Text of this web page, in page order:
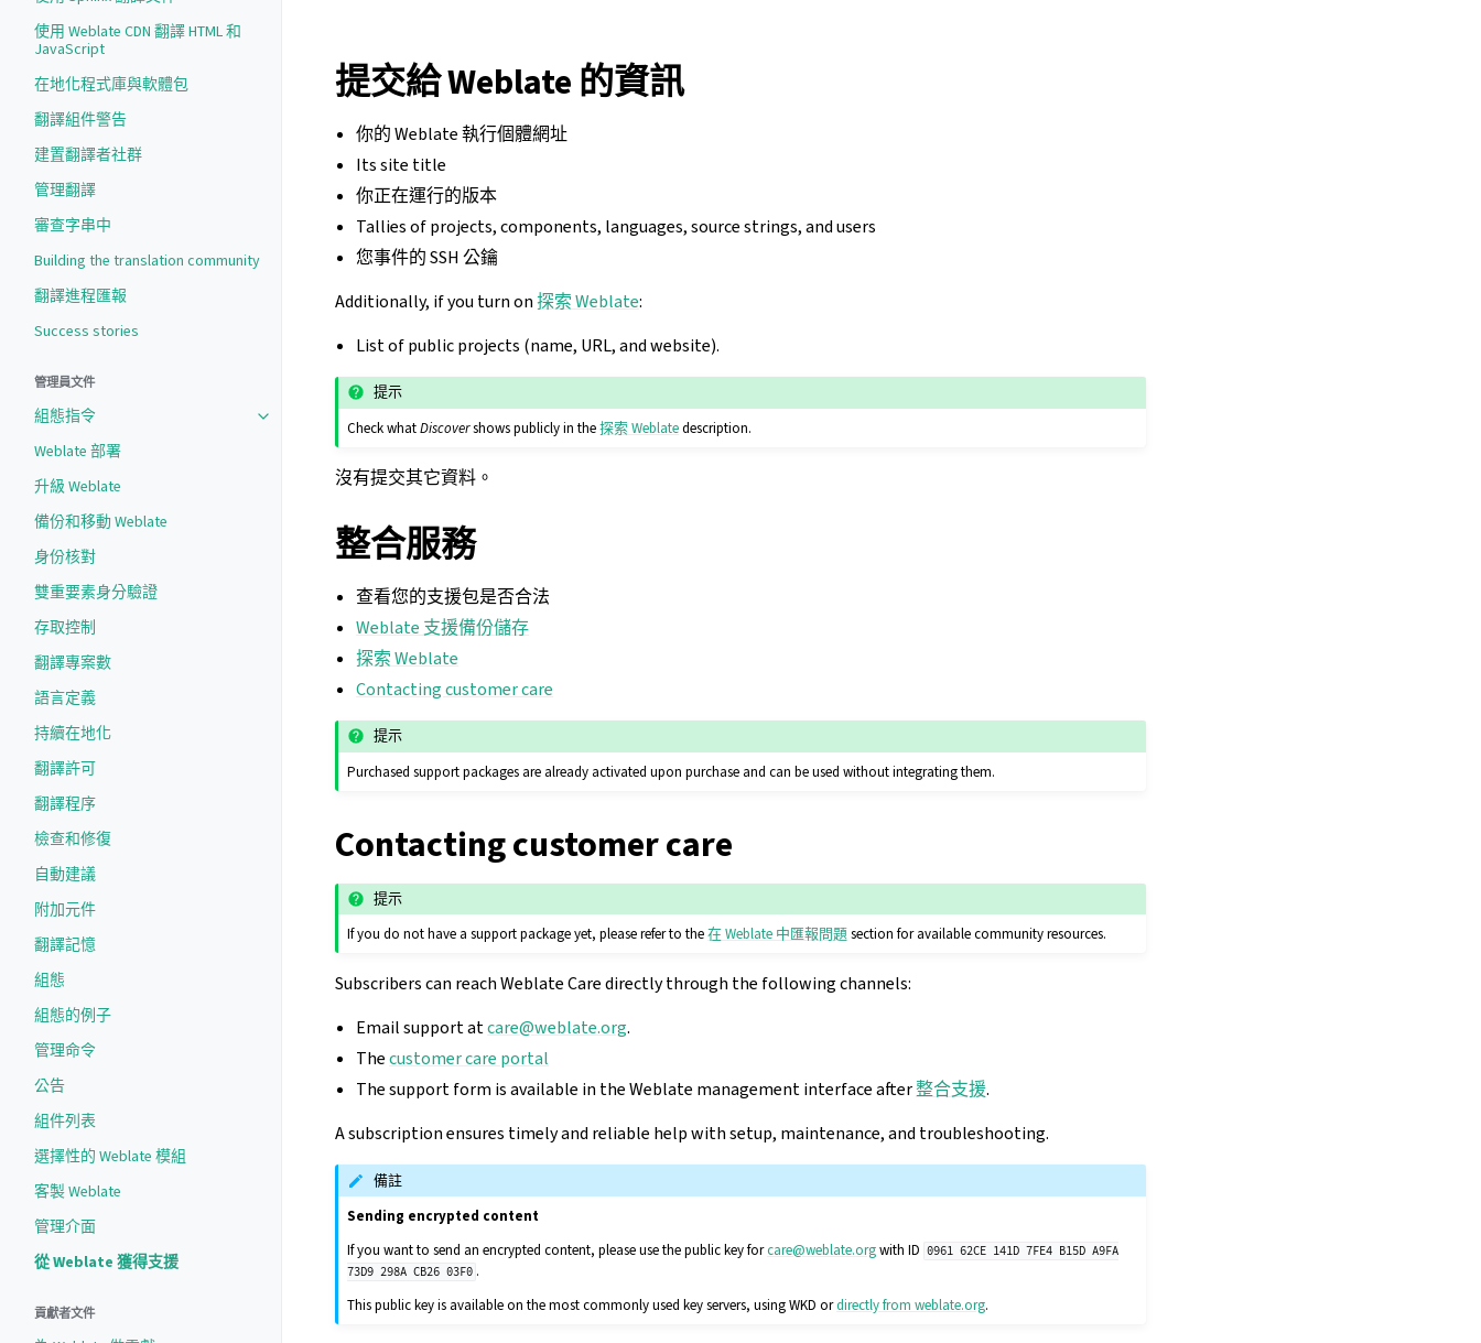
使用 Weblate CDN 翻譯 HTML 和
JavaScript
在地化程式庫與軟體包
翻譯組件警告
建置翻譯者社群
管理翻譯
審查字串中
Building the translation community
翻譯進程匯報
Success stories
管理員文件
組態指令
Weblate 部署
升級 Weblate
備份和移動 Weblate
身份核對
雙重要素身分驗證
存取控制
翻譯專案數
語言定義
持續在地化
翻譯許可
翻譯程序
檢查和修復
自動建議
附加元件
翻譯記憶
組態
組態的例子
管理命令
公告
組件列表
選擇性的 Weblate 模組
客製 Weblate
管理介面
從 Weblate 獲得支援
貢獻者文件
提交給 Weblate 的資訊
你的 Weblate 執行個體網址
Its site title
你正在運行的版本
Tallies of projects, components, languages, source strings, and users
您事件的 SSH 公鑰
Additionally, if you turn on探索 Weblate:
List of public projects (name, URL, and website).
提示
Check whatDiscovershows publicly in the探索 Weblatedescription.
沒有提交其它資料。
整合服務
查看您的支援包是否合法
Weblate 支援備份儲存
探索 Weblate
Contacting customer care
提示
Purchased support packages are already activated upon purchase and can be used without integrating them.
Contacting customer care
提示
If you do not have a support package yet, please refer to the在 Weblate 中匯報問題section for available community resources.
Subscribers can reach Weblate Care directly through the following channels:
Email support atcare@weblate.org.
Thecustomer care portal
The support form is available in the Weblate management interface after整合支援.
A subscription ensures timely and reliable help with setup, maintenance, and troubleshooting.
備註
Sending encrypted content
If you want to send an encrypted content, please use the public key forcare@weblate.orgwith ID 0961 62CE 141D 7FE4 B15D A9FA
73D9 298A CB26 03F0 .
This public key is available on the most commonly used key servers, using WKD ordirectly from weblate.org.